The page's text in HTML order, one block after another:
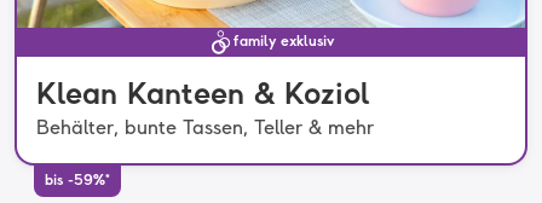
family exklusiv
Klean Kanteen & Koziol
Behälter, bunte Tassen, Teller & mehr
bis -59%*